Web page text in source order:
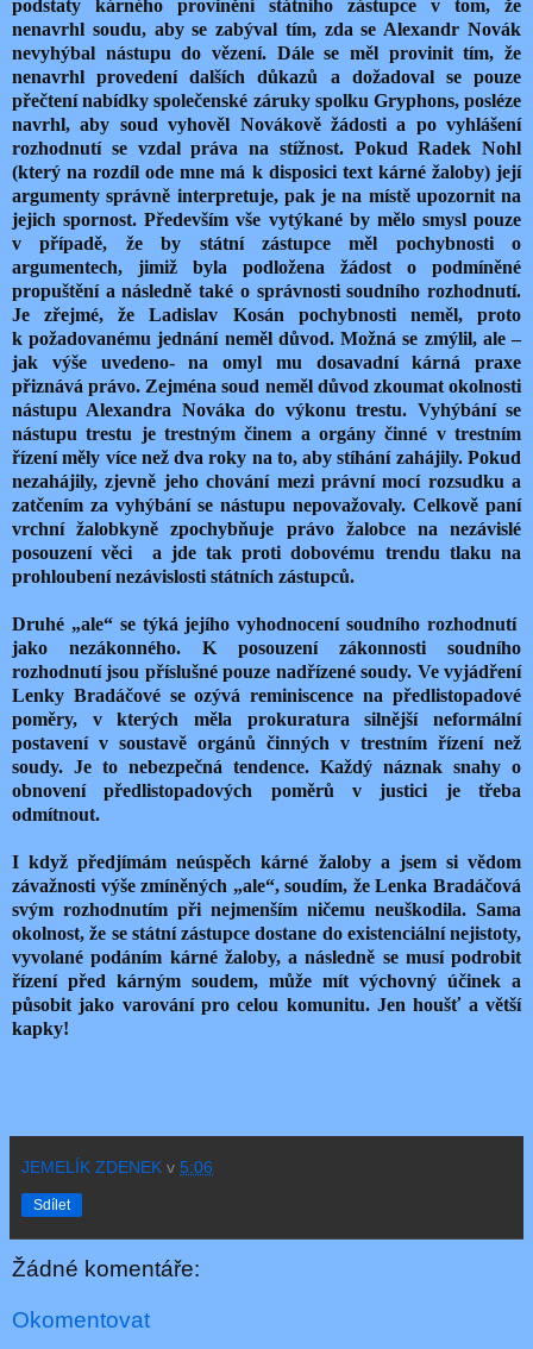
podstaty kárného provinění státního zástupce v tom, že
nenavrhl soudu, aby se zabýval tím, zda se Alexandr Novák
nevyhýbal nástupu do vězení. Dále se měl provinit tím, že
nenavrhl provedení dalších důkazů a dožadoval se pouze
přečtení nabídky společenské záruky spolku Gryphons, posléze
navrhl, aby soud vyhověl Novákově žádosti a po vyhlášení
rozhodnutí se vzdal práva na stížnost. Pokud Radek Nohl
(který na rozdíl ode mne má k disposici text kárné žaloby) její
argumenty správně interpretuje, pak je na místě upozornit na
jejich spornost. Především vše vytýkané by mělo smysl pouze
v případě, že by státní zástupce měl pochybnosti o
argumentech, jimiž byla podložena žádost o podmíněné
propuštění a následně také o správnosti soudního rozhodnutí.
Je zřejmé, že Ladislav Kosán pochybnosti neměl, proto
k požadovanému jednání neměl důvod. Možná se zmýlil, ale –
jak výše uvedeno- na omyl mu dosavadní kárná praxe
přiznává právo. Zejména soud neměl důvod zkoumat okolnosti
nástupu Alexandra Nováka do výkonu trestu. Vyhýbání se
nástupu trestu je trestným činem a orgány činné v trestním
řízení měly více než dva roky na to, aby stíhání zahájily. Pokud
nezahájily, zjevně jeho chování mezi právní mocí rozsudku a
zatčením za vyhýbání se nástupu nepovažovaly. Celkově paní
vrchní žalobkyně zpochybňuje právo žalobce na nezávislé
posouzení věci a jde tak proti dobovému trendu tlaku na
prohloubení nezávislosti státních zástupců.
Druhé „ale“ se týká jejího vyhodnocení soudního rozhodnutí
jako nezákonného. K posouzení zákonnosti soudního
rozhodnutí jsou příslušné pouze nadřízené soudy. Ve vyjádření
Lenky Bradáčové se ozývá reminiscence na předlistopadové
poměry, v kterých měla prokuratura silnější neformální
postavení v soustavě orgánů činných v trestním řízení než
soudy. Je to nebezpečná tendence. Každý náznak snahy o
obnovení předlistopadových poměrů v justici je třeba
odmítnout.
I když předjímám neúspěch kárné žaloby a jsem si vědom
závažnosti výše zmíněných „ale“, soudím, že Lenka Bradáčová
svým rozhodnutím při nejmenším ničemu neuškodila. Sama
okolnost, že se státní zástupce dostane do existenciální nejistoty,
vyvolané podáním kárné žaloby, a následně se musí podrobit
řízení před kárným soudem, může mít výchovný účinek a
působit jako varování pro celou komunitu. Jen houšť a větší
kapky!
JEMELÍK ZDENEK v 5:06
Sdílet
Žádné komentáře:
Okomentovat